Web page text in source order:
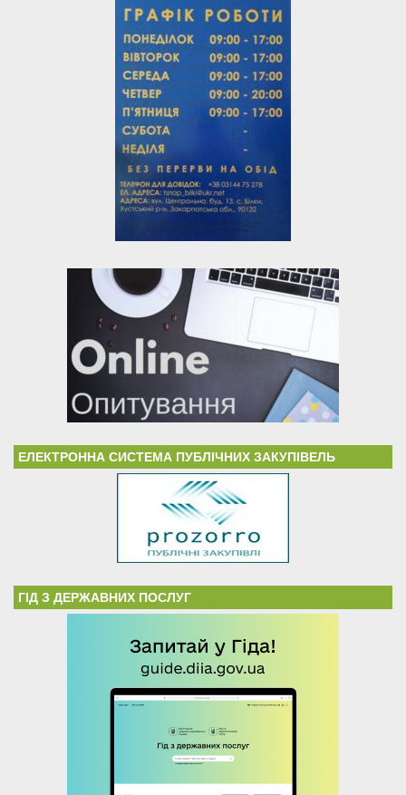
ЕЛЕКТРОННА СИСТЕМА ПУБЛІЧНИХ ЗАКУПІВЕЛЬ
ГІД З ДЕРЖАВНИХ ПОСЛУГ